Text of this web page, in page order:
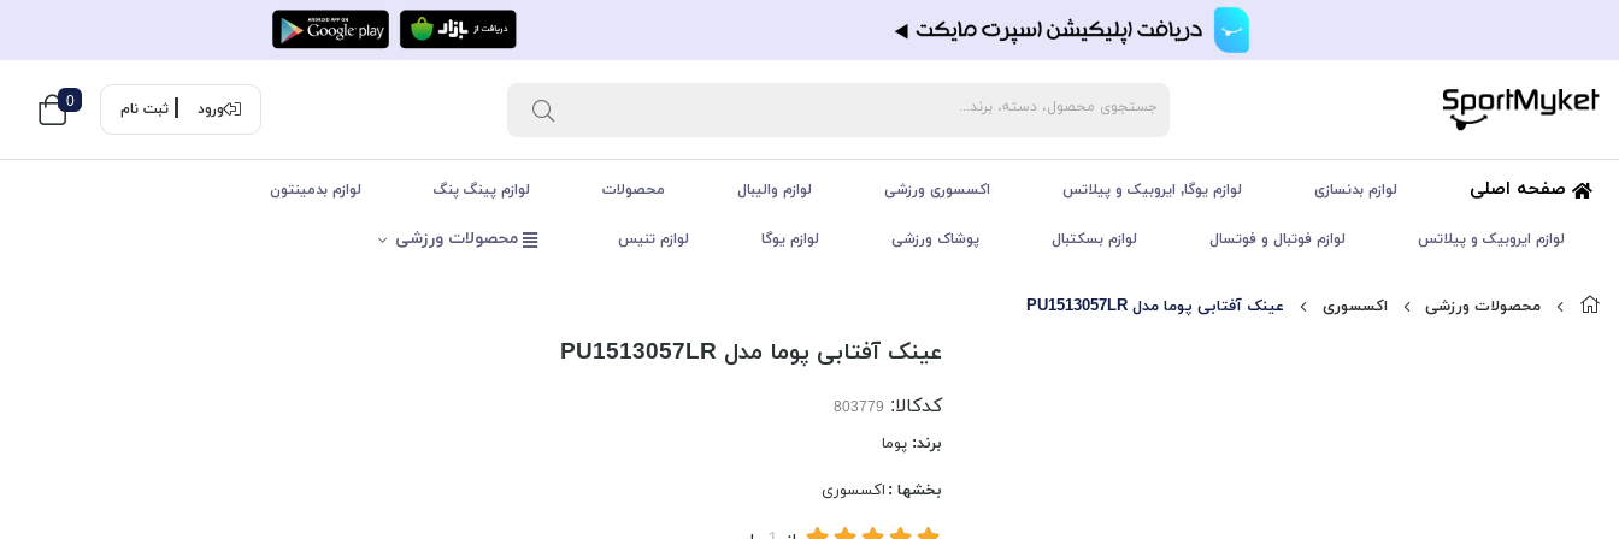
ورود ثبت نام 0
صفحه اصلی لوازم بدنسازی لوازم یوگا, ایروبیک و پیلاتس اکسسوری ورزشی لوازم والیبال محصولات لوازم پینگ پنگ لوازم بدمینتون
لوازم ایروبیک و پیلاتس لوازم فوتبال و فوتسال لوازم بسکتبال پوشاک ورزشی لوازم یوگا لوازم تنیس محصولات ورزشی
محصولات ورزشی اکسسوری عینک آفتابی پوما مدل PU1513057LR
عینک آفتابی پوما مدل PU1513057LR
کدکالا:
برند:پوما
بخشها : اکسسوری